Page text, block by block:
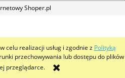
celu realizacji usług i zgodnie z Polityką
przechowywania lub dostępu do plików
przeglądarce.
Shoper.pl